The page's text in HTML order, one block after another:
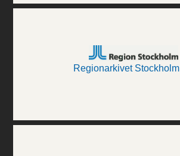
Regionarkivet Stockholm